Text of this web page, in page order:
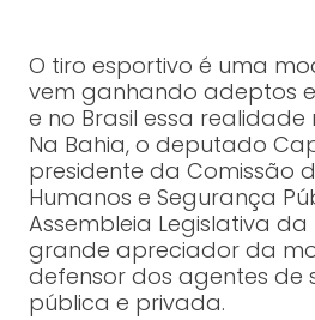
O tiro esportivo é uma
vem ganhando adeptos
e no Brasil essa realidade
Na Bahia, o deputado
presidente da Comissão
Humanos e Segurança
Assembleia Legislativa da
grande apreciador da
defensor dos agentes de
pública e privada.